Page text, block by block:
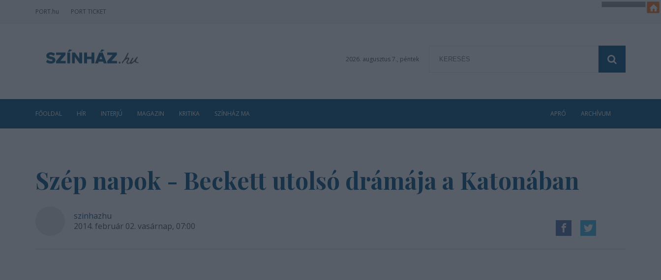
PORT.hu PORT TICKET
2026. augusztus 7., péntek
FŐOLDAL HÍR INTERJÚ MAGAZIN KRITIKA SZÍNHÁZ MA APRÓ ARCHÍVUM
Szép napok - Beckett utolsó drámája a Katonában
szinhazhu
2014. február 02. vasárnap, 07:00